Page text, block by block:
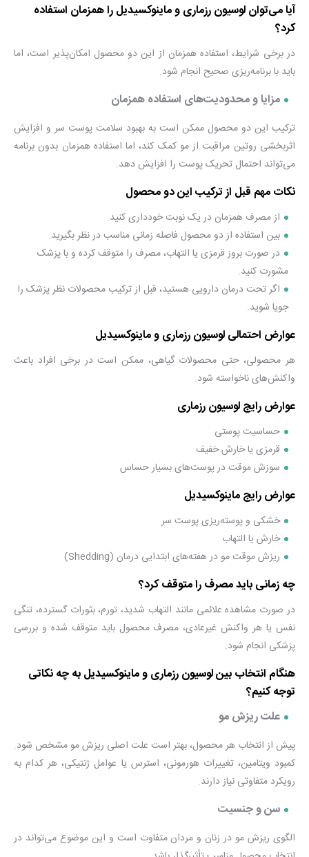
آیا می‌توان لوسیون رزماری و ماینوکسیدیل را همزمان استفاده
کرد؟
در برخی شرایط، استفاده همزمان از این دو محصول امکان‌پذیر است، اما
باید با برنامه‌ریزی صحیح انجام شود.
مزایا و محدودیت‌های استفاده همزمان
ترکیب این دو محصول ممکن است به بهبود سلامت پوست سر و افزایش
اثربخشی روتین مراقبت از مو کمک کند، اما استفاده همزمان بدون برنامه
می‌تواند احتمال تحریک پوست را افزایش دهد.
نکات مهم قبل از ترکیب این دو محصول
از مصرف همزمان در یک نوبت خودداری کنید.
بین استفاده از دو محصول فاصله زمانی مناسب در نظر بگیرید.
در صورت بروز قرمزی یا التهاب، مصرف را متوقف کرده و با پزشک
مشورت کنید.
اگر تحت درمان دارویی هستید، قبل از ترکیب محصولات نظر پزشک را
جویا شوید.
عوارض احتمالی لوسیون رزماری و ماینوکسیدیل
هر محصولی، حتی محصولات گیاهی، ممکن است در برخی افراد باعث
واکنش‌های ناخواسته شود.
عوارض رایج لوسیون رزماری
حساسیت پوستی
قرمزی یا خارش خفیف
سوزش موقت در پوست‌های بسیار حساس
عوارض رایج ماینوکسیدیل
خشکی و پوسته‌ریزی پوست سر
خارش یا التهاب
ریزش موقت مو در هفته‌های ابتدایی درمان (Shedding)
چه زمانی باید مصرف را متوقف کرد؟
در صورت مشاهده علائمی مانند التهاب شدید، تورم، بثورات گسترده، تنگی
نفس یا هر واکنش غیرعادی، مصرف محصول باید متوقف شده و بررسی
پزشکی انجام شود.
هنگام انتخاب بین لوسیون رزماری و ماینوکسیدیل به چه نکاتی
توجه کنیم؟
علت ریزش مو
پیش از انتخاب هر محصول، بهتر است علت اصلی ریزش مو مشخص شود.
کمبود ویتامین، تغییرات هورمونی، استرس یا عوامل ژنتیکی، هر کدام به
رویکرد متفاوتی نیاز دارند.
سن و جنسیت
الگوی ریزش مو در زنان و مردان متفاوت است و این موضوع می‌تواند در